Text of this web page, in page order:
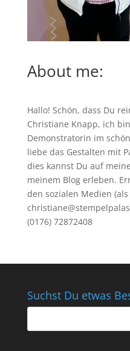
About me:
Hallo! Schön, dass Du
Christiane Knapp, ich
Demonstratorin im
liebe das Gestalten mit
dies kannst Du auf
meinem Blog erleben.
den sozialen Medien
(0176) 72872408
Suchst Du etwas